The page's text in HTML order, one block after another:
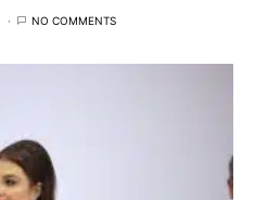
NO COMMENTS